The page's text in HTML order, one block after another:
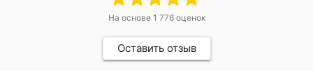
На основе 1 776оценок
Оставить отзыв